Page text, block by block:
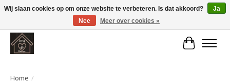
Large selection of products and fast shipping!
Home /
Wij slaan cookies op om onze website te verbeteren. Is dat akkoord?
Ja
Nee
Meer over cookies »